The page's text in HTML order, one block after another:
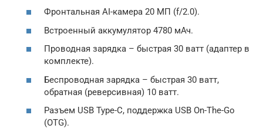
Фронтальная AI-камера 20 МП (f/2.0).
Встроенный аккумулятор 4780 мАч.
Проводная зарядка – быстрая 30 ватт (адаптер в
комплекте).
Беспроводная зарядка – быстрая 30 ватт,
обратная (реверсивная) 10 ватт.
Разъем USB Type-C, поддержка USB On-The-Go
(OTG).